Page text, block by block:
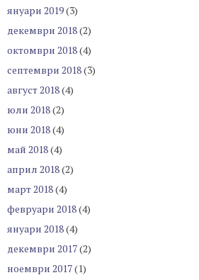
януари 2019(3)
декември 2018(2)
октомври 2018(4)
септември 2018(3)
август 2018(4)
юли 2018(2)
юни 2018(4)
май 2018(4)
април 2018(2)
март 2018(4)
февруари 2018(4)
януари 2018(4)
декември 2017(2)
ноември 2017(1)